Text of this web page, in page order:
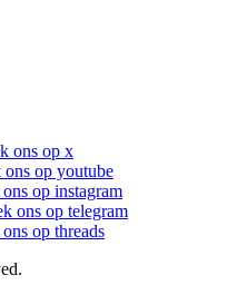
ons op x
ons op youtube
op instagram
ons op telegram
op threads